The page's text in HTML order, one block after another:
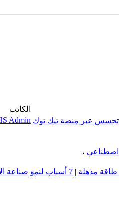
الكاتب
تجسس عبر منصة تيك توك Admin
اصطناعي ،
| 7 أسباب لنموَ صناعة الألعاب عالميًا بوتيرة سريعة